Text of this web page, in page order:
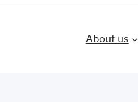
About us